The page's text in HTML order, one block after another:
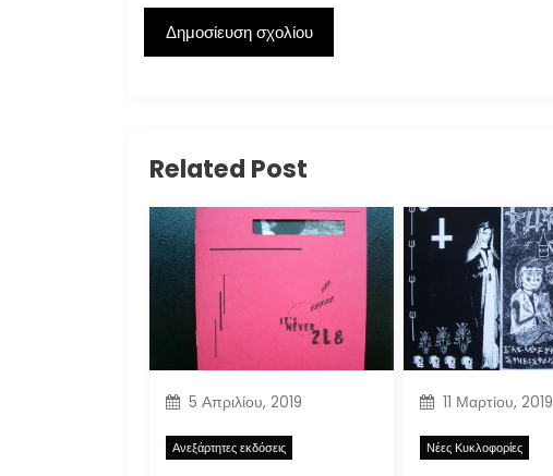
Related Post
5 Απριλίου, 2019
Ανεξάρτητες εκδόσεις
11 Μαρτίου, 2019
Νέες Κυκλοφορίες